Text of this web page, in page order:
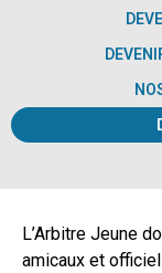
L’Arbitre Jeune
amicaux et